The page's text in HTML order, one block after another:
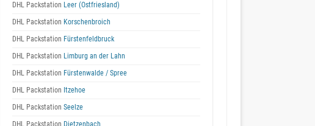
DHL Packstation Leer (Ostfriesland)
DHL Packstation Korschenbroich
DHL Packstation Fürstenfeldbruck
DHL Packstation Limburg an der Lahn
DHL Packstation Fürstenwalde / Spree
DHL Packstation Itzehoe
DHL Packstation Seelze
DHL Packstation Dietzenbach